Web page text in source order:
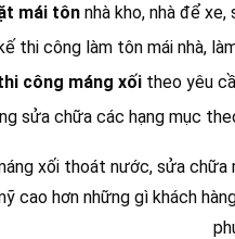
mái tôn nhà kho, nhà để
thi công làm tôn mái nhà,
công máng xối theo yêu
sửa chữa các hạng mục
xối thoát nước, sửa chữa
cao hơn những gì khách